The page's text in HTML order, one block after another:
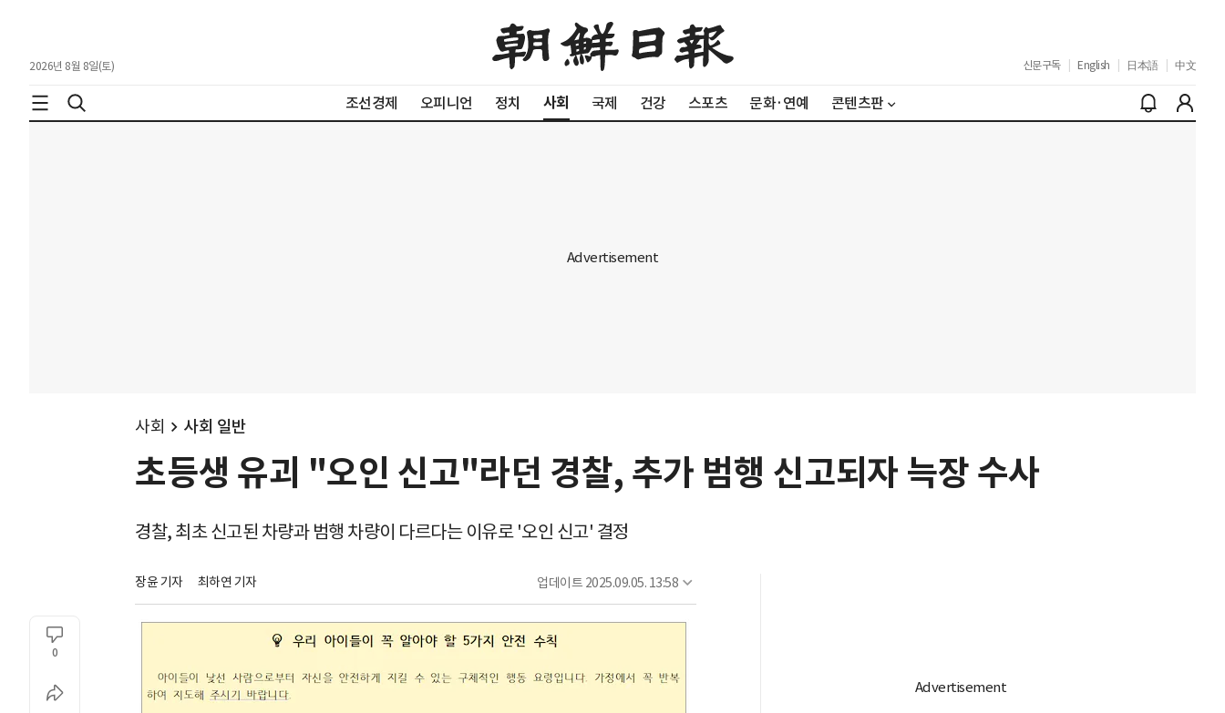
2026년 8월 8일(토) 신문구독 English 日本語 中文
조선경제 오피니언 정치 사회 국제 건강 스포츠 문화·연예 콘텐츠판
사회 사회 일반
초등생 유괴 "오인 신고"라던 경찰, 추가 범행 신고되자 늑장 수사
경찰, 최초 신고된 차량과 범행 차량이 다르다는 이유로 '오인 신고' 결정
장윤 기자 최하연 기자 업데이트 2025.09.05. 13:58
0